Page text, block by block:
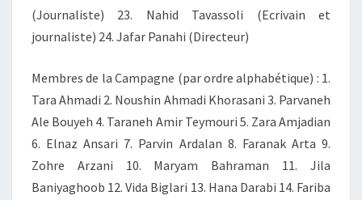
(Journaliste) 23. Nahid Tavassoli (Ecrivain et
journaliste) 24. Jafar Panahi (Directeur)
Membres de la Campagne (par ordre alphabétique) : 1.
Tara Ahmadi 2. Noushin Ahmadi Khorasani 3. Parvaneh
Ale Bouyeh 4. Taraneh Amir Teymouri 5. Zara Amjadian
6. Elnaz Ansari 7. Parvin Ardalan 8. Faranak Arta 9.
Zohre Arzani 10. Maryam Bahraman 11. Jila
Baniyaghoob 12. Vida Biglari 13. Hana Darabi 14. Fariba